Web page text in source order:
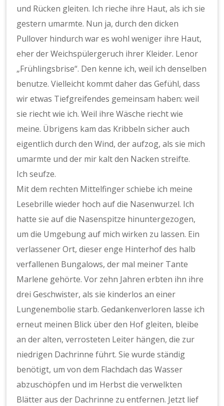
und Rücken gleiten. Ich rieche ihre Haut, als ich sie
gestern umarmte. Nun ja, durch den dicken
Pullover hindurch war es wohl weniger ihre Haut,
eher der Weichspülergeruch ihrer Kleider. Lenor
„Frühlingsbrise“. Den kenne ich, weil ich denselben
benutze. Vielleicht kommt daher das Gefühl, dass
wir etwas Tiefgreifendes gemeinsam haben: weil
sie riecht wie ich. Weil ihre Wäsche riecht wie
meine. Übrigens kam das Kribbeln sicher auch
eigentlich durch den Wind, der aufzog, als sie mich
umarmte und der mir kalt den Nacken streifte.
Ich seufze.
Mit dem rechten Mittelfinger schiebe ich meine
Lesebrille wieder hoch auf die Nasenwurzel. Ich
hatte sie auf die Nasenspitze hinuntergezogen,
um die Umgebung auf mich wirken zu lassen. Ein
verlassener Ort, dieser enge Hinterhof des halb
verfallenen Bungalows, der mal meiner Tante
Marlene gehörte. Vor zehn Jahren erbten ihn ihre
drei Geschwister, als sie kinderlos an einer
Lungenembolie starb. Gedankenverloren lasse ich
erneut meinen Blick über den Hof gleiten, bleibe
an der alten, verrosteten Leiter hängen, die zur
niedrigen Dachrinne führt. Sie wurde ständig
benötigt, um von dem Flachdach das Wasser
abzuschöpfen und im Herbst die verwelkten
Blätter aus der Dachrinne zu entfernen. Jetzt lief